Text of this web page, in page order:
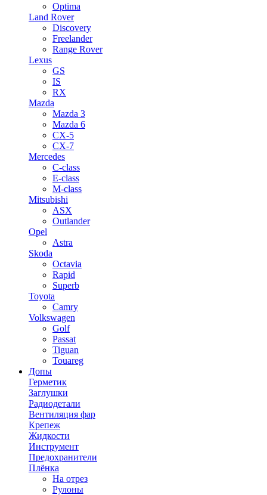
Optima
Land Rover
Discovery
Freelander
Range Rover
Lexus
GS
IS
RX
Mazda
Mazda 3
Mazda 6
CX-5
CX-7
Mercedes
C-class
E-class
M-class
Mitsubishi
ASX
Outlander
Opel
Astra
Skoda
Octavia
Rapid
Superb
Toyota
Camry
Volkswagen
Golf
Passat
Tiguan
Touareg
Допы
Герметик
Заглушки
Радиодетали
Вентиляция фар
Крепеж
Жидкости
Инструмент
Предохранители
Плёнка
На отрез
Рулоны